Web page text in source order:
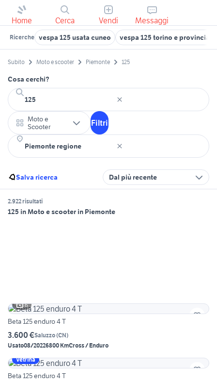
Home Cerca Vendi Messaggi
Ricerche vespa 125 usata cuneo vespa 125 torino e provincia
Subito Moto e scooter Piemonte 125
Cosa cerchi?
Moto e
Scooter
Filtri
Salva ricerca Dal più recente
2.922 risultati
125 in Moto e scooter in Piemonte
6
Beta 125 enduro 4 T
3.600 €Saluzzo(CN)
Usato08/20226800 KmCross / Enduro
Vetrina
Beta 125 enduro 4 T